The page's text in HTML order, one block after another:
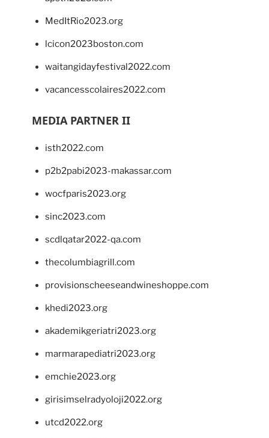
MedItRio2023.org
lcicon2023boston.com
waitangidayfestival2022.com
vacancesscolaires2022.com
MEDIA PARTNER II
isth2022.com
p2b2pabi2023-makassar.com
wocfparis2023.org
sinc2023.com
scdlqatar2022-qa.com
thecolumbiagrill.com
provisionscheeseandwineshoppe.com
khedi2023.org
akademikgeriatri2023.org
marmarapediatri2023.org
emchie2023.org
girisimselradyoloji2022.org
utcd2022.org